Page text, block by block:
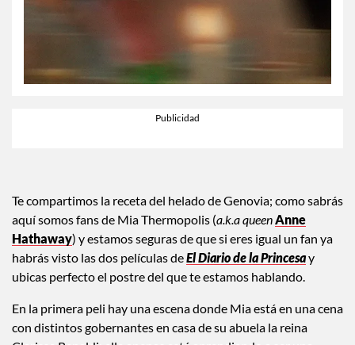
Te compartimos la receta del helado de Genovia; como sabrás
aquí somos fans de Mia Thermopolis (a.k.a queenAnne
Hathaway) y estamos seguras de que si eres igual un fan ya
habrás visto las dos películas deEl Diario de la Princesay
ubicas perfecto el postre del que te estamos hablando.
En la primera peli hay una escena donde Mia está en una cena
con distintos gobernantes en casa de su abuela la reina